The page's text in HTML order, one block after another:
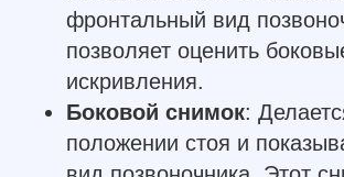
фронтальный вид
позволяет оценить
искривления.
Боковой снимок:
положении стоя и